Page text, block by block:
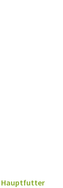
Hauptfutter